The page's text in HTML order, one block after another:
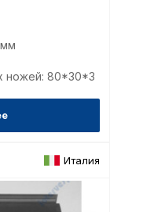
ножей: 80*30*3
Италия